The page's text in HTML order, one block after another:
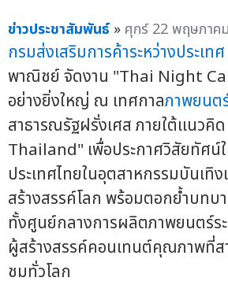
ข่าวประชาสัมพันธ์ » ศุกร์ 22 พฤษภาค
กรมส่งเสริมการค้าระหว่างประเทศ
พาณิชย์ จัดงาน "Thai Night
อย่างยิ่งใหญ่ ณ เทศกาลภาพยนต
สาธารณรัฐฝรั่งเศส ภายใต้แนว
Thailand" เพื่อประกาศวิสัยทัศน์
ประเทศไทยในอุตสาหกรรมบันเทิ
สร้างสรรค์โลก พร้อมตอกย้ำบทบ
ทั้งศูนย์กลางการผลิตภาพยนตร์ร
ผู้สร้างสรรค์คอนเทนต์คุณภาพที่ส
ชมทั่วโลก